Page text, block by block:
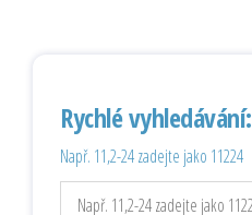
Rychlé vyhledávání:
Např. 11,2-24 zadejte jako 11224